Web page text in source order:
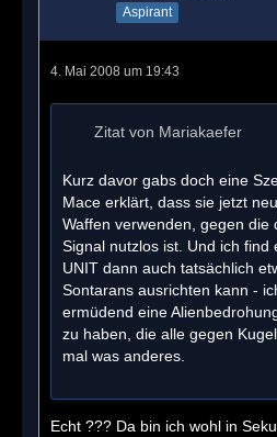
Aspirant
4. Mai 2008 um 19:43
Zitat von Mariakaefer
Kurz davor gabs doch eine
Mace erklärt, dass sie jetzt
Waffen verwenden, gegen die
Signal nutzlos ist. Und ich find
UNIT dann auch tatsächlich
Sontarans ausrichten kann -
ermüdend eine
zu haben, die alle gegen
mal was anderes.
Echt ??? Da bin ich wohl in